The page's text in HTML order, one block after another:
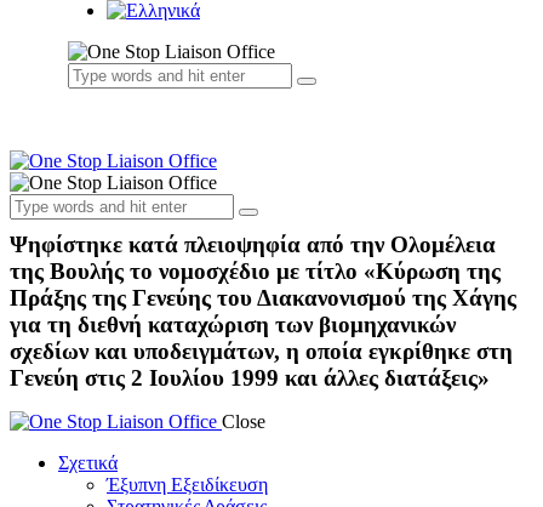
Ψηφίστηκε κατά πλειοψηφία από την Ολομέλεια
της Βουλής το νομοσχέδιο με τίτλο «Κύρωση της
Πράξης της Γενεύης του Διακανονισμού της Χάγης
για τη διεθνή καταχώριση των βιομηχανικών
σχεδίων και υποδειγμάτων, η οποία εγκρίθηκε στη
Γενεύη στις 2 Ιουλίου 1999 και άλλες διατάξεις»
Close
Σχετικά
Έξυπνη Εξειδίκευση